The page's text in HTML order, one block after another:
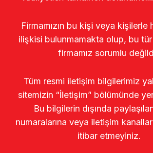
Firmamızın bu kişi veya kişilerle
ilişkisi bulunmamakta olup, bu
firmamız sorumlu
Tüm resmi iletişim bilgilerimiz
sitemizin “İletişim” bölümünde
Bu bilgilerin dışında
numaralarına veya iletişim
itibar etmeyiniz.